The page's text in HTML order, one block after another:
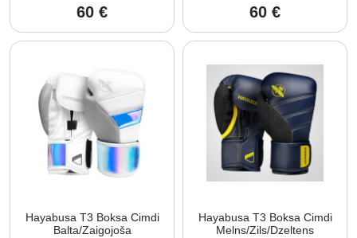
60 € 60 €
Hayabusa T3 Boksa Cimdi
Balta/Zaigojoša
Hayabusa T3 Boksa Cimdi
Melns/Zils/Dzeltens